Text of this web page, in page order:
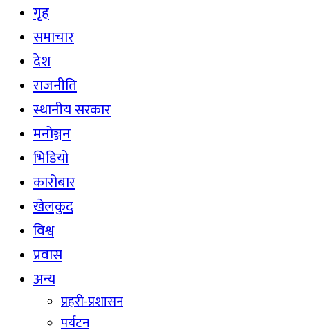
गृह
समाचार
देश
राजनीति
स्थानीय सरकार
मनोञ्जन
भिडियो
कारोबार
खेलकुद
विश्व
प्रवास
अन्य
प्रहरी-प्रशासन
पर्यटन